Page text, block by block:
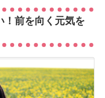
！前を向く元気を